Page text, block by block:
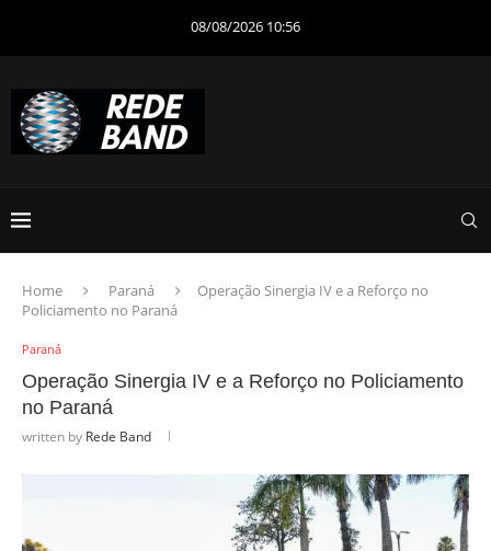
08/08/2026 10:56
Home Paraná
Operação Sinergia IV e a Reforço no
Policiamento no Paraná
Paraná
Operação Sinergia IV e a Reforço no Policiamento
no Paraná
written by Rede Band